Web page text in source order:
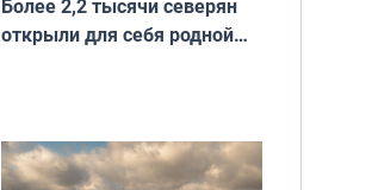
Более 2,2 тысячи северян
открыли для себя родной